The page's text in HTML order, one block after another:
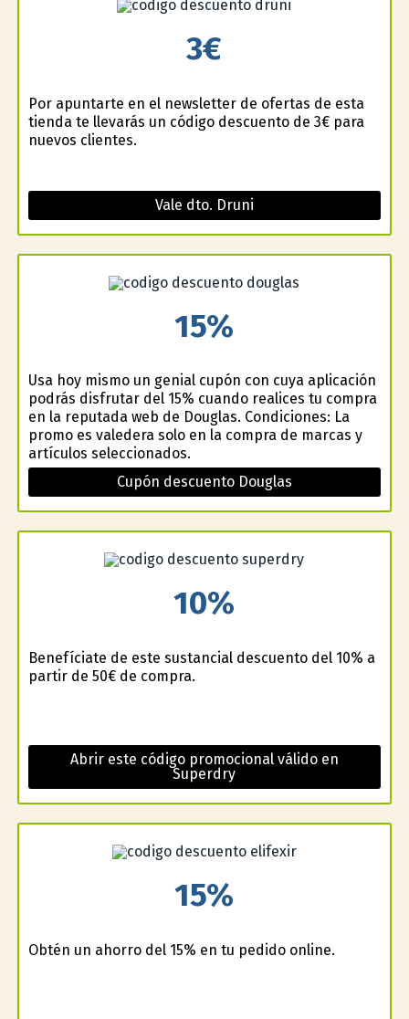
3€
Por apuntarte en el newsletter de ofertas de esta
tienda te llevarás un código descuento de 3€ para
nuevos clientes.
Vale dto. Druni
15%
Usa hoy mismo un genial cupón con cuya aplicación
podrás disfrutar del 15% cuando realices tu compra
en la reputada web de Douglas. Condiciones: La
promo es valedera solo en la compra de marcas y
artículos seleccionados.
Cupón descuento Douglas
10%
Benefíciate de este sustancial descuento del 10% a
partir de 50€ de compra.
Abrir este código promocional válido en
Superdry
15%
Obtén un ahorro del 15% en tu pedido online.